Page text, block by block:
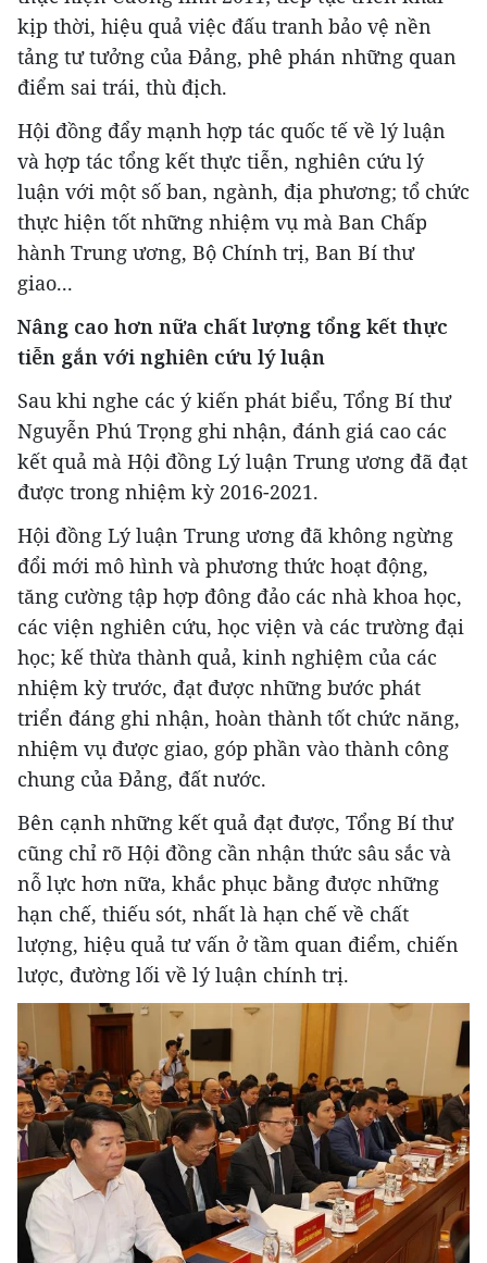
kịp thời, hiệu quả việc đấu tranh bảo vệ nền
tảng tư tưởng của Đảng, phê phán những quan
điểm sai trái, thù địch.
Hội đồng đẩy mạnh hợp tác quốc tế về lý luận
và hợp tác tổng kết thực tiễn, nghiên cứu lý
luận với một số ban, ngành, địa phương; tổ chức
thực hiện tốt những nhiệm vụ mà Ban Chấp
hành Trung ương, Bộ Chính trị, Ban Bí thư
giao...
Nâng cao hơn nữa chất lượng tổng kết thực
tiễn gắn với nghiên cứu lý luận
Sau khi nghe các ý kiến phát biểu, Tổng Bí thư
Nguyễn Phú Trọng ghi nhận, đánh giá cao các
kết quả mà Hội đồng Lý luận Trung ương đã đạt
được trong nhiệm kỳ 2016-2021.
Hội đồng Lý luận Trung ương đã không ngừng
đổi mới mô hình và phương thức hoạt động,
tăng cường tập hợp đông đảo các nhà khoa học,
các viện nghiên cứu, học viện và các trường đại
học; kế thừa thành quả, kinh nghiệm của các
nhiệm kỳ trước, đạt được những bước phát
triển đáng ghi nhận, hoàn thành tốt chức năng,
nhiệm vụ được giao, góp phần vào thành công
chung của Đảng, đất nước.
Bên cạnh những kết quả đạt được, Tổng Bí thư
cũng chỉ rõ Hội đồng cần nhận thức sâu sắc và
nỗ lực hơn nữa, khắc phục bằng được những
hạn chế, thiếu sót, nhất là hạn chế về chất
lượng, hiệu quả tư vấn ở tầm quan điểm, chiến
lược, đường lối về lý luận chính trị.